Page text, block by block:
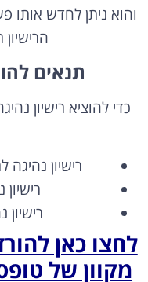
תנאים
כדי להוציא רישיון
רישיון
לחצו כאן
מקוון של